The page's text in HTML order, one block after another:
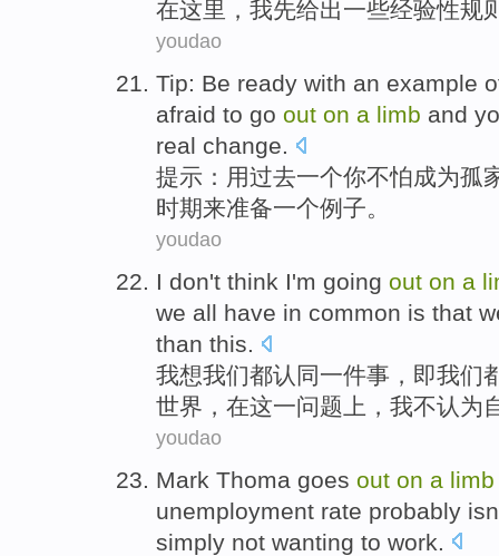
在这里 ， 我先给出一些经验性规
youdao
Tip: Be ready with an example
afraid to go out on a limb and
real change.
提示 ： 用过去一个你不怕成为孤
时期来准备一个例子。
youdao
I don't think I'm going out on a
we all have in common is that
than this.
我想我们都认同一件事， 即我们
世界 ，在这一问题上，我不认为
youdao
Mark Thoma goes out on a
unemployment rate probably isn
simply not wanting to work